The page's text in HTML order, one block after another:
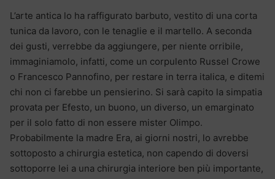
L’arte antica lo ha raffigurato barbuto, vestito di una corta
tunica da lavoro, con le tenaglie e il martello. A seconda
dei gusti, verrebbe da aggiungere, per niente orribile,
immaginiamolo, infatti, come un corpulento Russel Crowe
o Francesco Pannofino, per restare in terra italica, e ditemi
chi non ci farebbe un pensierino. Si sarà capito la simpatia
provata per Efesto, un buono, un diverso, un emarginato
per il solo fatto di non essere mister Olimpo.
Probabilmente la madre Era, ai giorni nostri, lo avrebbe
sottoposto a chirurgia estetica, non capendo di doversi
sottoporre lei a una chirurgia interiore ben più importante,